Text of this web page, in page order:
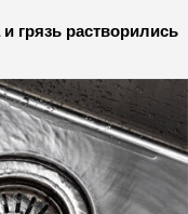
грязь растворились